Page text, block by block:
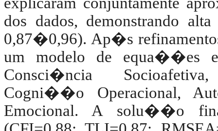
dos dados, demonstrando
0,87�0,96). Ap�s
um modelo de equa��es
Consci�ncia
Cogni��o Operacional,
Emocional. A solu��o